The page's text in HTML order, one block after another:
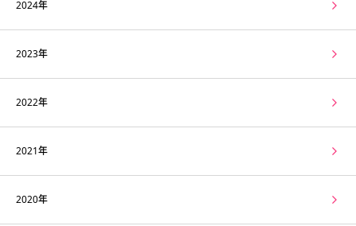
2024年
2023年
2022年
2021年
2020年